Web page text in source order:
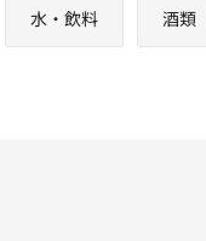
水・飲料 酒類